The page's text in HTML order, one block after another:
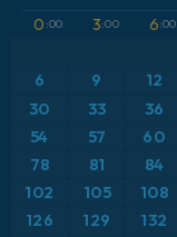
ICON ドイツ 2 km
イタリア
オーストリア
気温異常（2m）
気温異常（850hPa）
気温（2m）
0 :00 3:00 6:00
6
9 12
30 33 36
54 57 60
78
81 84
102 105 108
126 129 132